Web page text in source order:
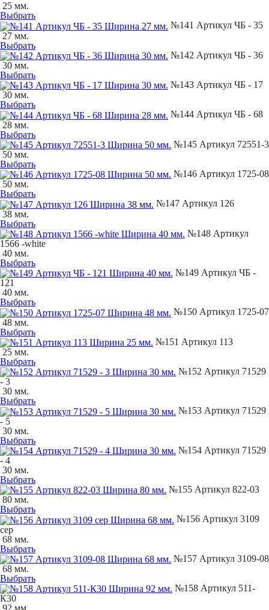
25 мм.
Выбрать
№141 Артикул ЧБ - 35
27 мм.
Выбрать
№142 Артикул ЧБ - 36
30 мм.
Выбрать
№143 Артикул ЧБ - 17
30 мм.
Выбрать
№144 Артикул ЧБ - 68
28 мм.
Выбрать
№145 Артикул 72551-3
50 мм.
Выбрать
№146 Артикул 1725-08
50 мм.
Выбрать
№147 Артикул 126
38 мм.
Выбрать
№148 Артикул
1566 -white
40 мм.
Выбрать
№149 Артикул ЧБ -
121
40 мм.
Выбрать
№150 Артикул 1725-07
48 мм.
Выбрать
№151 Артикул 113
25 мм.
Выбрать
№152 Артикул 71529
- 3
30 мм.
Выбрать
№153 Артикул 71529
- 5
30 мм.
Выбрать
№154 Артикул 71529
- 4
30 мм.
Выбрать
№155 Артикул 822-03
80 мм.
Выбрать
№156 Артикул 3109
сер
68 мм.
Выбрать
№157 Артикул 3109-08
68 мм.
Выбрать
№158 Артикул 511-
К30